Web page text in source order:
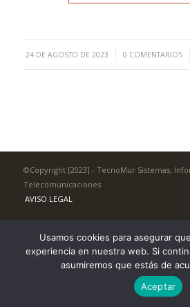
24 DE AGOSTO DE 2023
/ 0 COMENTARIOS
/
©Copyright [2023] - TecnoMur Sistemas,
Telecomunicaciones
AVISO LEGAL
Usamos cookies para asegurar
experiencia en nuestra web. Si
asumiremos que estás de
Aceptar